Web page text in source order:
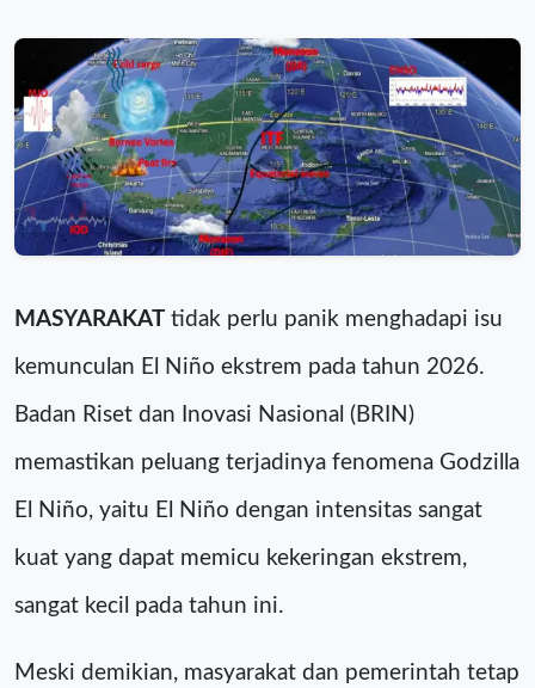
MASYARAKAT tidak perlu panik menghadapi isu
kemunculan El Niño ekstrem pada tahun 2026.
Badan Riset dan Inovasi Nasional (BRIN)
memastikan peluang terjadinya fenomena Godzilla
El Niño, yaitu El Niño dengan intensitas sangat
kuat yang dapat memicu kekeringan ekstrem,
sangat kecil pada tahun ini.
Meski demikian, masyarakat dan pemerintah tetap